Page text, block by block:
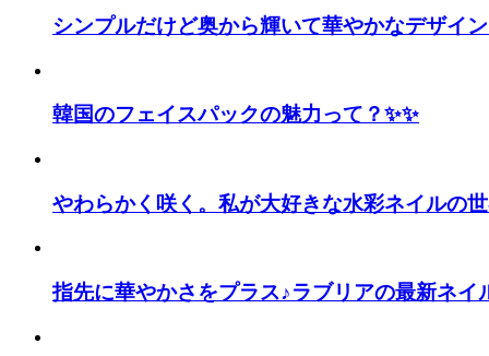
シンプルだけど奥から輝いて華やかなデザイ
韓国のフェイスパックの魅力って？✨✨
やわらかく咲く。私が大好きな水彩ネイルの
指先に華やかさをプラス♪ラブリアの最新ネ